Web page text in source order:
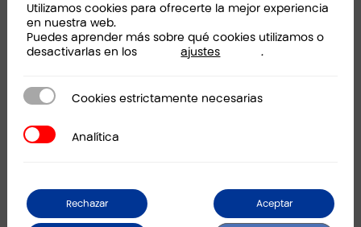
Principales ventajas de la Tableau App
Acceso directo a insights:
Visualiza y comparte
paneles de control sin cambiar de aplicación.
Utilizamos cookies para ofrecerte la mejor experiencia
en nuestra web.
Puedes aprender más sobre qué cookies utilizamos o
desactivarlas en los
ajustes .
Cookies estrictamente necesarias
Cookies estrictamente necesarias
AnalíticaAnalítica
Aceptar
Rechazar